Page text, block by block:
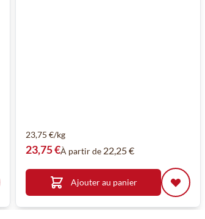
23,75 €/kg
23,75 €À partir de 22,25 €
Ajouter au panier